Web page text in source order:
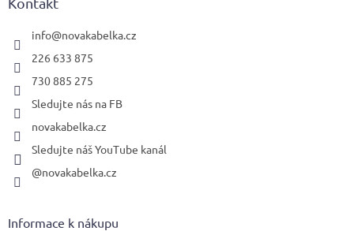
info@novakabelka.cz
226 633 875
730 885 275
Sledujte nás na FB
novakabelka.cz
Sledujte náš YouTube kanál
@novakabelka.cz
Informace k nákupu